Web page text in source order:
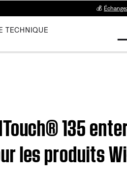
💰
TECHNIQUE
135
les produits